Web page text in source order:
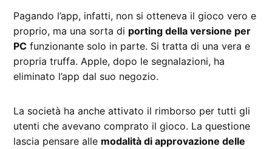
Pagando l’app, infatti, non si otteneva il gioco vero e
proprio, ma una sorta di porting della versione per
PC funzionante solo in parte. Si tratta di una vera e
propria truffa. Apple, dopo le segnalazioni, ha
eliminato l’app dal suo negozio.
La società ha anche attivato il rimborso per tutti gli
utenti che avevano comprato il gioco. La questione
lascia pensare alle modalità di approvazione delle